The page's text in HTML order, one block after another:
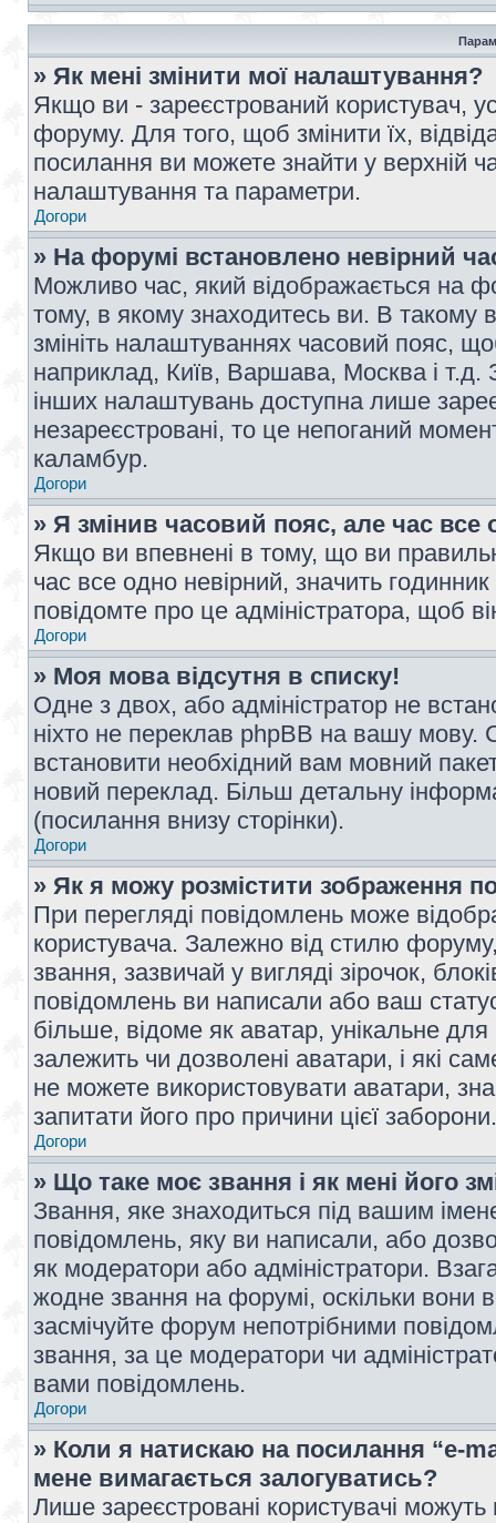
» Як мені змінити мої налаштування?
Якщо ви - зареєстрований користувач,
форуму. Для того, щоб змінити їх,
посилання ви можете знайти у верхній
налаштування та параметри.
Догори
» На форумі встановлено невірний
Можливо час, який відображається на
тому, в якому знаходитесь ви. В такому
змініть налаштуваннях часовий пояс,
наприклад, Київ, Варшава, Москва і т.д.
інших налаштувань доступна лише
незареєстровані, то це непоганий
каламбур.
Догори
» Я змінив часовий пояс, але час все
Якщо ви впевнені в тому, що ви
час все одно невірний, значить
повідомте про це адміністратора, щоб
Догори
» Моя мова відсутня в списку!
Одне з двох, або адміністратор не
ніхто не переклав phpBB на вашу мову.
встановити необхідний вам мовний
новий переклад. Більш детальну
(посилання внизу сторінки).
Догори
» Як я можу розмістити зображення
При перегляді повідомлень може
користувача. Залежно від стилю
звання, зазвичай у вигляді зірочок,
повідомлень ви написали або ваш
більше, відоме як аватар, унікальне
залежить чи дозволені аватари, і які
не можете використовувати аватари,
запитати його про причини цієї заборони.
Догори
» Що таке моє звання і як мені його
Звання, яке знаходиться під вашим
повідомлень, яку ви написали, або
як модератори або адміністратори.
жодне звання на форумі, оскільки вони
засмічуйте форум непотрібними
звання, за це модератори чи
вами повідомлень.
Догори
» Коли я натискаю на посилання “e-
мене вимагається залогуватись?
Лише зареєстровані користувачі